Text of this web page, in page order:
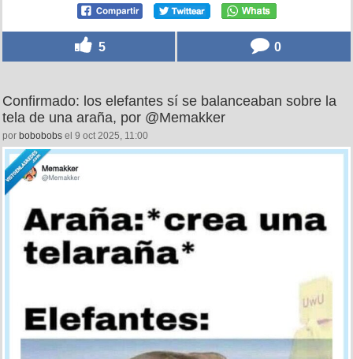
5 0
Confirmado: los elefantes sí se balanceaban sobre la
tela de una araña, por @Memakker
por bobobobs el 9 oct 2025, 11:00